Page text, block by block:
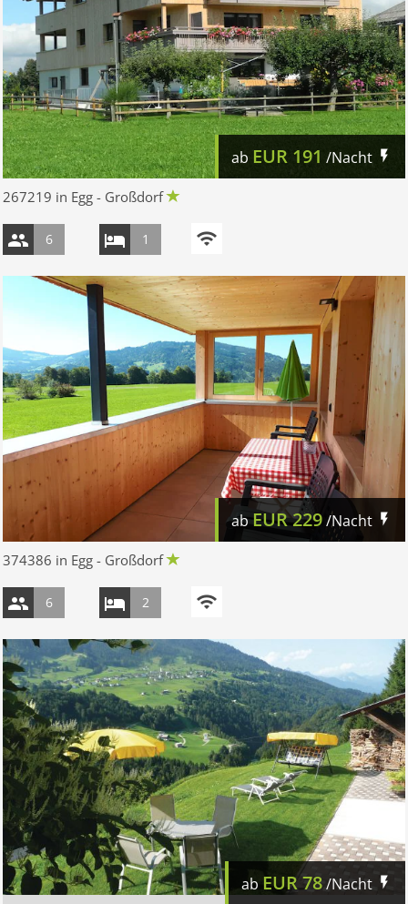
ab EUR 191 /Nacht
267219 in Egg - Großdorf
6 1
abEUR229/Nacht
374386 in Egg - Großdorf
6 2
ab EUR78/Nacht